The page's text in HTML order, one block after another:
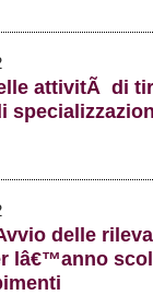
attivitÃ di
delle
lâ€™anno